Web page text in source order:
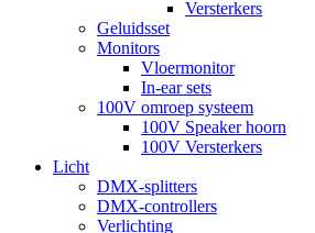
Versterkers
Geluidsset
Monitors
Vloermonitor
In-ear sets
100V omroep systeem
100V Speaker hoorn
100V Versterkers
Licht
DMX-splitters
DMX-controllers
Verlichting